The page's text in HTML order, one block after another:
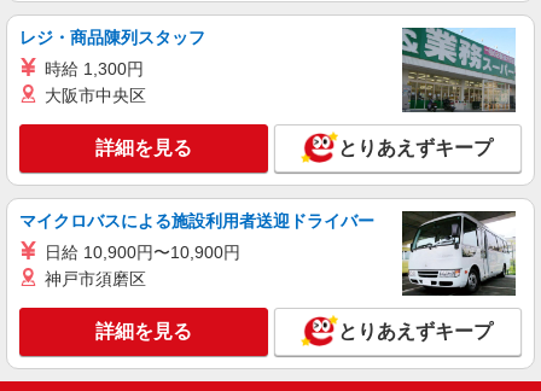
レジ・商品陳列スタッフ
時給 1,300円
大阪市中央区
詳細を見る とりあえずキープ
マイクロバスによる施設利用者送迎ドライバー
日給 10,900円〜10,900円
神戸市須磨区
詳細を見る とりあえずキープ